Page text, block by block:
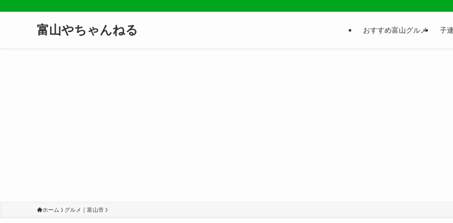
富山やちゃんねる おすすめ富山グルメ 子
ホーム グルメ｜富山市